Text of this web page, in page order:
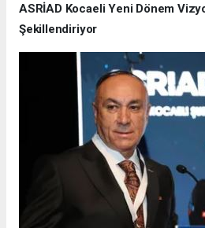
ASRİAD Kocaeli Yeni Dönem
Şekillendiriyor